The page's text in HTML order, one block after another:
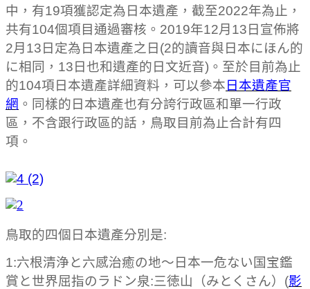
中，有19項獲認定為日本遺產， 截至2022年為止，
共有104個項目通過審核。 2019年12月13日宣佈將
2月13日定為日本遺產之日(2的讀音與日本にほん的
に相同，13日也和遺產的日文近音)。至於目前為止
的104項日本遺產詳細資料，可以參本 日本遺產官
網 。同樣的日本遺產也有分誇行政區和單一行政
區，不含跟行政區的話，鳥取目前為止合計有四
項。
鳥取的四個日本遺產分別是:
1:六根清浄と六感治癒の地～日本一危ない国宝鑑
賞と世界屈指のラドン泉:三徳山（みとくさん）(影